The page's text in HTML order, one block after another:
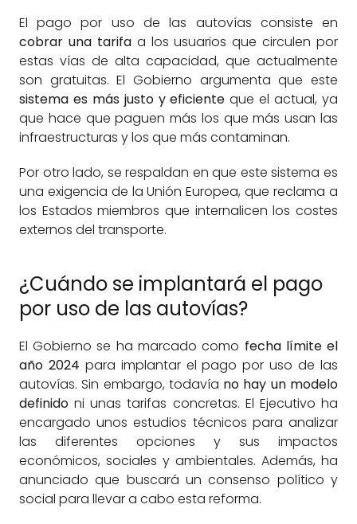
El pago por uso de las autovías consiste en
cobrar una tarifaa los usuarios que circulen por
estas vías de alta capacidad, que actualmente
son gratuitas. El Gobierno argumenta que este
sistema es más justo y eficiente que el actual, ya
que hace que paguen más los que más usan las
infraestructuras y los que más contaminan.
Por otro lado, se respaldan en que este sistema es
una exigencia de la Unión Europea, que reclama a
los Estados miembros que internalicen los costes
externos del transporte.
¿Cuándo se implantará el pago
por uso de las autovías?
El Gobierno se ha marcado como fecha límite el
año 2024 para implantar el pago por uso de las
autovías. Sin embargo, todavía no hay un modelo
definidoni unas tarifas concretas. El Ejecutivo ha
encargado unos estudios técnicos para analizar
las diferentes opciones y sus impactos
económicos, sociales y ambientales. Además, ha
anunciado que buscará un consenso político y
social para llevar a cabo esta reforma.